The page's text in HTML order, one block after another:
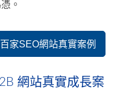
。
家SEO網站真實案例
網站真實成長案